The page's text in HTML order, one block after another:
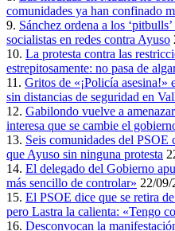
comunidades ya han confinado
9. Sánchez ordena a los
socialistas en redes contra Ayuso
10. La protesta contra las
estrepitosamente: no pasa de
11. Gritos de «¡Policía asesina!»
sin distancias de seguridad en
12. Gabilondo vuelve a
interesa que se cambie el
13. Seis comunidades del
que Ayuso sin ninguna protesta
14. El delegado del Gobierno
más sencillo de controlar» 22/
15. El PSOE dice que se retira
pero Lastra la calienta: «Tengo
16. Desconvocan la